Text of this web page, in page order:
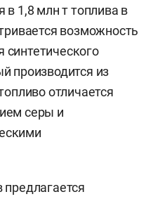
в 1,8 млн т топлива в
возможность
производится из
отличается
серы и